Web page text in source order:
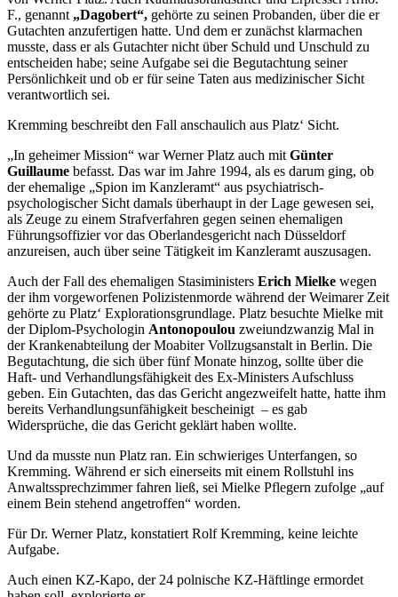
F., genannt „Dagobert“, gehörte zu seinen Probanden, über die er
Gutachten anzufertigen hatte. Und dem er zunächst klarmachen
musste, dass er als Gutachter nicht über Schuld und Unschuld zu
entscheiden habe; seine Aufgabe sei die Begutachtung seiner
Persönlichkeit und ob er für seine Taten aus medizinischer Sicht
verantwortlich sei.
Kremming beschreibt den Fall anschaulich aus Platz‘ Sicht.
„In geheimer Mission“ war Werner Platz auch mit Günter
Guillaume befasst. Das war im Jahre 1994, als es darum ging, ob
der ehemalige „Spion im Kanzleramt“ aus psychiatrisch-
psychologischer Sicht damals überhaupt in der Lage gewesen sei,
als Zeuge zu einem Strafverfahren gegen seinen ehemaligen
Führungsoffizier vor das Oberlandesgericht nach Düsseldorf
anzureisen, auch über seine Tätigkeit im Kanzleramt auszusagen.
Auch der Fall des ehemaligen Stasiministers Erich Mielke wegen
der ihm vorgeworfenen Polizistenmorde während der Weimarer Zeit
gehörte zu Platz‘ Explorationsgrundlage. Platz besuchte Mielke mit
der Diplom-Psychologin Antonopoulou zweiundzwanzig Mal in
der Krankenabteilung der Moabiter Vollzugsanstalt in Berlin. Die
Begutachtung, die sich über fünf Monate hinzog, sollte über die
Haft- und Verhandlungsfähigkeit des Ex-Ministers Aufschluss
geben. Ein Gutachten, das das Gericht angezweifelt hatte, hatte ihm
bereits Verhandlungsunfähigkeit bescheinigt – es gab
Widersprüche, die das Gericht geklärt haben wollte.
Und da musste nun Platz ran. Ein schwieriges Unterfangen, so
Kremming. Während er sich einerseits mit einem Rollstuhl ins
Anwaltssprechzimmer fahren ließ, sei Mielke Pflegern zufolge „auf
einem Bein stehend angetroffen“ worden.
Für Dr. Werner Platz, konstatiert Rolf Kremming, keine leichte
Aufgabe.
Auch einen KZ-Kapo, der 24 polnische KZ-Häftlinge ermordet